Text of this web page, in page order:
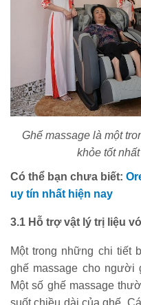
Ghế massage là một
khỏe tốt
Có thể bạn chưa biết:
uy tín nhất hiện nay
3.1 Hỗ trợ vật lý trị liệu
Một trong những chi tiết
ghế massage cho người
Một số ghế massage
suốt chiều dài của ghế.